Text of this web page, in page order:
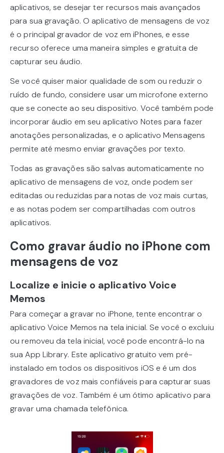
aplicativos, se desejar ter recursos mais avançados
para sua gravação. O aplicativo de mensagens de voz
é o principal gravador de voz em iPhones, e esse
recurso oferece uma maneira simples e gratuita de
capturar seu áudio.
Se você quiser maior qualidade de som ou reduzir o
ruído de fundo, considere usar um microfone externo
que se conecte ao seu dispositivo. Você também pode
incorporar áudio em seu aplicativo Notes para fazer
anotações personalizadas, e o aplicativo Mensagens
permite até mesmo enviar gravações por texto.
Todas as gravações são salvas automaticamente no
aplicativo de mensagens de voz, onde podem ser
editadas ou reduzidas para notas de voz mais curtas,
e as notas podem ser compartilhadas com outros
aplicativos.
Como gravar áudio no iPhone com
mensagens de voz
Localize e inicie o aplicativo Voice
Memos
Para começar a gravar no iPhone, tente encontrar o
aplicativo Voice Memos na tela inicial. Se você o excluiu
ou removeu da tela inicial, você pode encontrá-lo na
sua App Library. Este aplicativo gratuito vem pré-
instalado em todos os dispositivos iOS e é um dos
gravadores de voz mais confiáveis para capturar suas
gravações de voz. Também é um ótimo aplicativo para
gravar uma chamada telefônica.